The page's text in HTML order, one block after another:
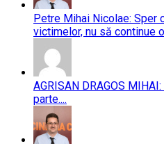
Petre Mihai Nicolae: Sper
victimelor, nu să continue
AGRISAN DRAGOS
parte....